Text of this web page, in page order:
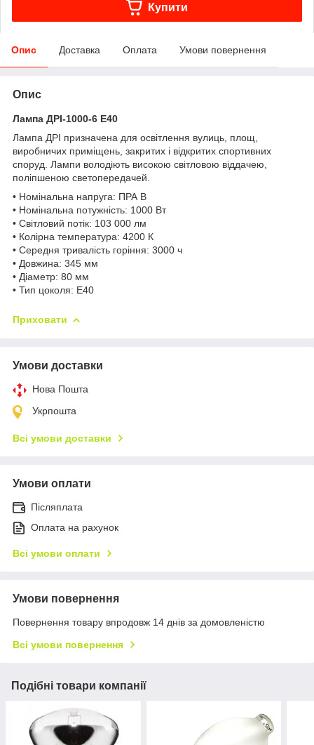
Купити
Опис Доставка Оплата Умови повернення
Опис
Лампа ДРІ-1000-6 Е40
Лампа ДРІ призначена для освітлення вулиць, площ,
виробничих приміщень, закритих і відкритих спортивних
споруд. Лампи володіють високою світловою віддачею,
поліпшеною светопередачей.
• Номінальна напруга: ПРА В
• Номінальна потужність: 1000 Вт
• Світловий потік: 103 000 лм
• Колірна температура: 4200 К
• Середня тривалість горіння: 3000 ч
• Довжина: 345 мм
• Діаметр: 80 мм
• Тип цоколя: Е40
Приховати
Умови доставки
Нова Пошта
Укрпошта
Всі умови доставки
Умови оплати
Післяплата
Оплата на рахунок
Всі умови оплати
Умови повернення
Повернення товару впродовж 14 днів за домовленістю
Всі умови повернення
Подібні товари компанії